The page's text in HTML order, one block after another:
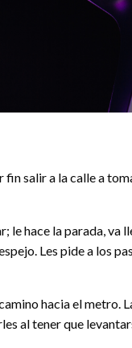
fin salir a la calle a
le hace la parada, va
Les pide a los
hacia el
al tener que